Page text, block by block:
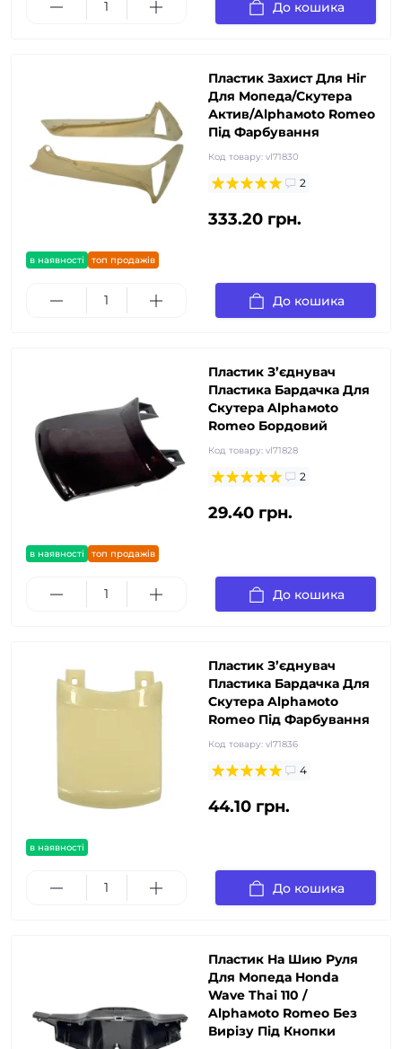
До кошика
в наявності топ продажів
Пластик Захист Для Ніг
Для Мопеда/Скутера
Актив/Alphaмoto Romeo
Під Фарбування
Код товару: vl71830
2
333.20 грн.
До кошика
в наявності топ продажів
Пластик З’єднувач
Пластика Бардачка Для
Скутера Alphaмoto
Romeo Бордовий
Код товару: vl71828
2
29.40 грн.
До кошика
в наявності
Пластик З’єднувач
Пластика Бардачка Для
Скутера Alphaмoto
Romeo Під Фарбування
Код товару: vl71836
4
44.10 грн.
До кошика
Пластик На Шию Руля
Для Мопеда Honda
Wave Thai 110 /
Alphaмoto Romeo Без
Вирізу Під Кнопки